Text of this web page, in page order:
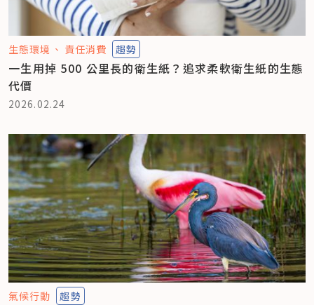
生態環境 責任消費 趨勢
一生用掉 500 公里長的衛生紙？追求柔軟衛生紙的生態
代價
2026.02.24
氣候行動 趨勢